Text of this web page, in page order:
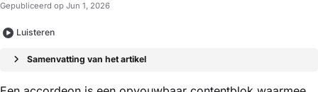
Gepubliceerd op Jun 1, 2026
Luisteren
Samenvatting van het artikel